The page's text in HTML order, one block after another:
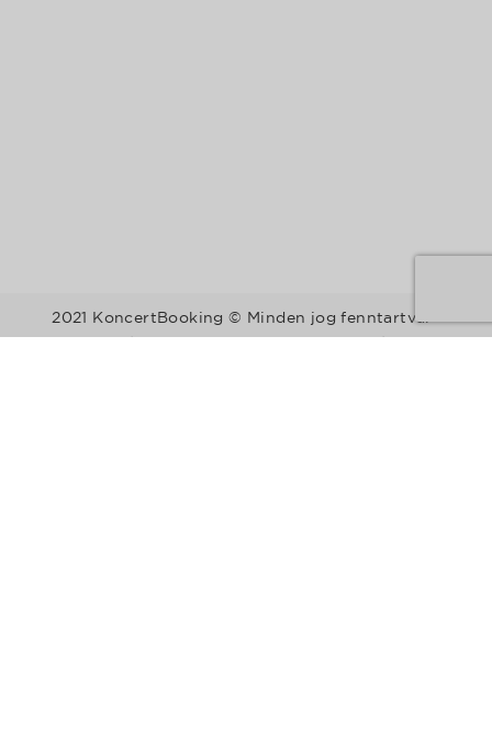
2021 KoncertBooking © Minden jog fenntartva.
Kapcsolat | Telefonszám: +36 30 157 9812 | E-mail: